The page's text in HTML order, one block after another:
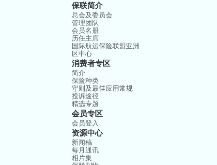
保联简介
总会及委员会
管理团队
会员名册
历任主席
国际航运保险联盟亚洲
区中心
消费者专区
简介
保险种类
守则及最佳应用常规
投诉途径
精选专题
会员专区
会员登入
资源中心
新闻稿
每月通讯
相片集